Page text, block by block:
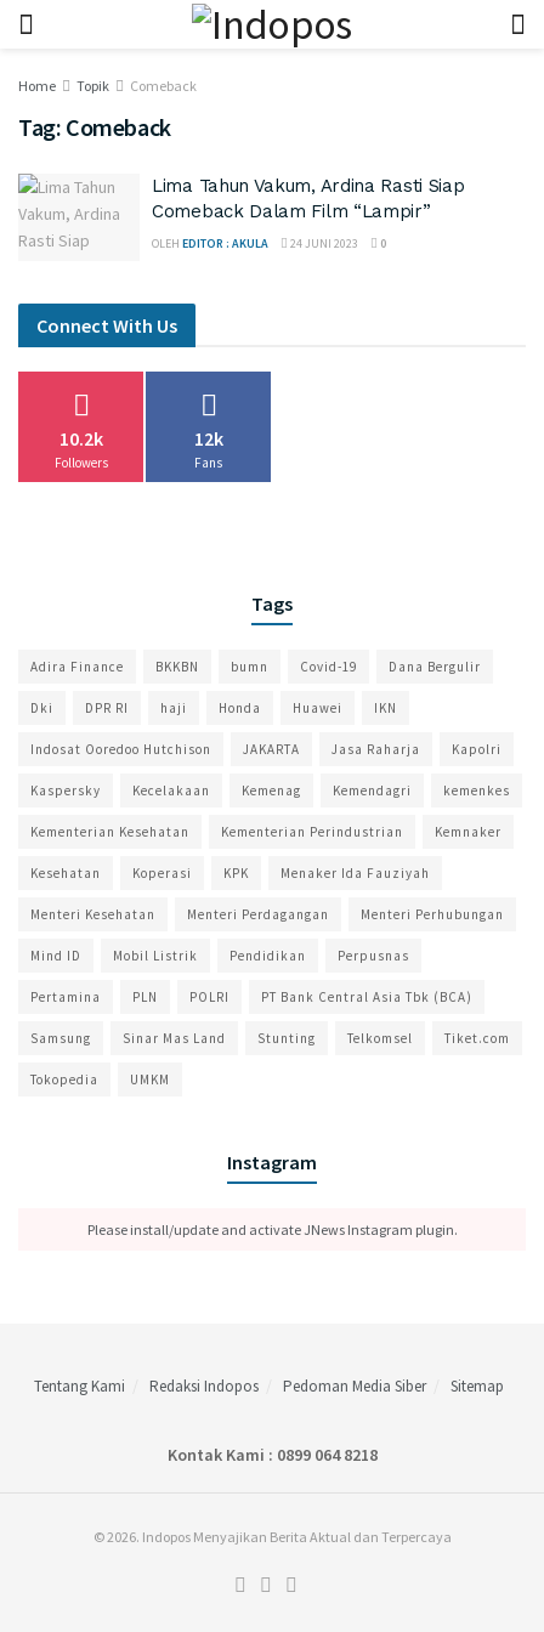
Home Topik Comeback
Tag: Comeback
Lima Tahun Vakum, Ardina Rasti Siap
Comeback Dalam Film “Lampir”
OLEH EDITOR : AKULA 24 JUNI 2023 0
Connect With Us
10.2k
Followers
12k
Fans
Tags
Adira Finance BKKBN bumn Covid-19 Dana Bergulir
Dki DPR RI haji Honda Huawei IKN
Indosat Ooredoo Hutchison JAKARTA Jasa Raharja Kapolri
Kaspersky Kecelakaan Kemenag Kemendagri kemenkes
Kementerian Kesehatan Kementerian Perindustrian Kemnaker
Kesehatan Koperasi KPK Menaker Ida Fauziyah
Menteri Kesehatan Menteri Perdagangan Menteri Perhubungan
Mind ID Mobil Listrik Pendidikan Perpusnas
Pertamina PLN POLRI PT Bank Central Asia Tbk (BCA)
Samsung Sinar Mas Land Stunting Telkomsel Tiket.com
Tokopedia UMKM
Instagram
Please install/update and activate JNews Instagram plugin.
Tentang Kami Redaksi Indopos Pedoman Media Siber Sitemap
Kontak Kami : 0899 064 8218
© 2026. Indopos Menyajikan Berita Aktual dan Terpercaya